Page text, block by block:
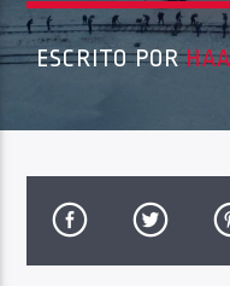
ESCRITO POR